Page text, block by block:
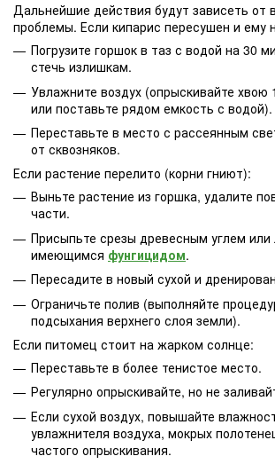
Дальнейшие действия будут зависеть от
проблемы. Если кипарис пересушен и ему
Погрузите горшок в таз с водой на 30
стечь излишкам.
Увлажните воздух (опрыскивайте хвою
или поставьте рядом емкость с водой).
Переставьте в место с рассеянным
от сквозняков.
Если растение перелито (корни гниют):
Выньте растение из горшка, удалите
части.
Присыпьте срезы древесным углем
имеющимся фунгицидом.
Пересадите в новый сухой и
Ограничьте полив (выполняйте
подсыхания верхнего слоя земли).
Если питомец стоит на жарком солнце:
Переставьте в более тенистое место.
Регулярно опрыскивайте, но не
Если сухой воздух, повышайте
увлажнителя воздуха, мокрых
частого опрыскивания.